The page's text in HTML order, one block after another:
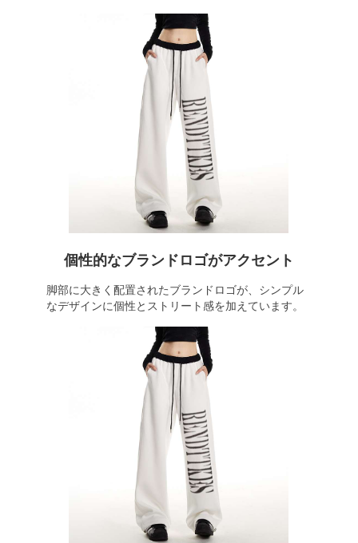
個性的なブランドロゴがアクセント
脚部に大きく配置されたブランドロゴが、シンプル
なデザインに個性とストリート感を加えています。